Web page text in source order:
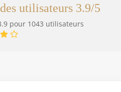
utilisateurs 3.9/5
pour 1043 utilisateurs